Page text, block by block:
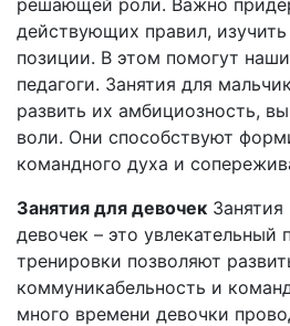
решающей роли. Важно
действующих правил, изучить
позиции. В этом помогут
педагоги. Занятия для
развить их амбициозность,
воли. Они способствуют
командного духа и
Занятия для девочек
девочек – это увлекательный
тренировки позволяют
коммуникабельность и
много времени девочки